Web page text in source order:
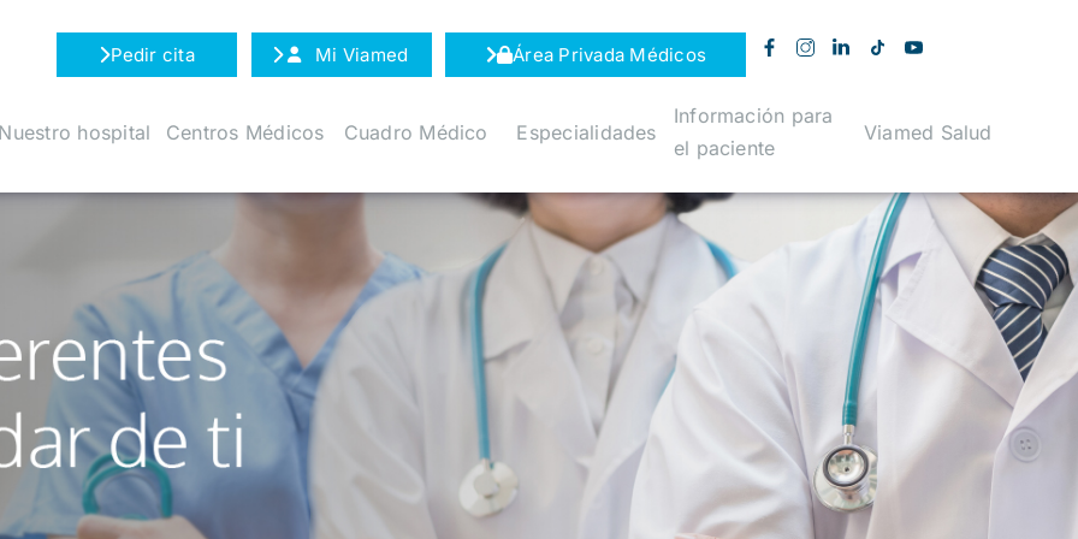
Pedir cita Mi Viamed Área Privada Médicos
Nuestro hospital Centros Médicos Cuadro Médico Especialidades
Información para
el paciente
Viamed Salud